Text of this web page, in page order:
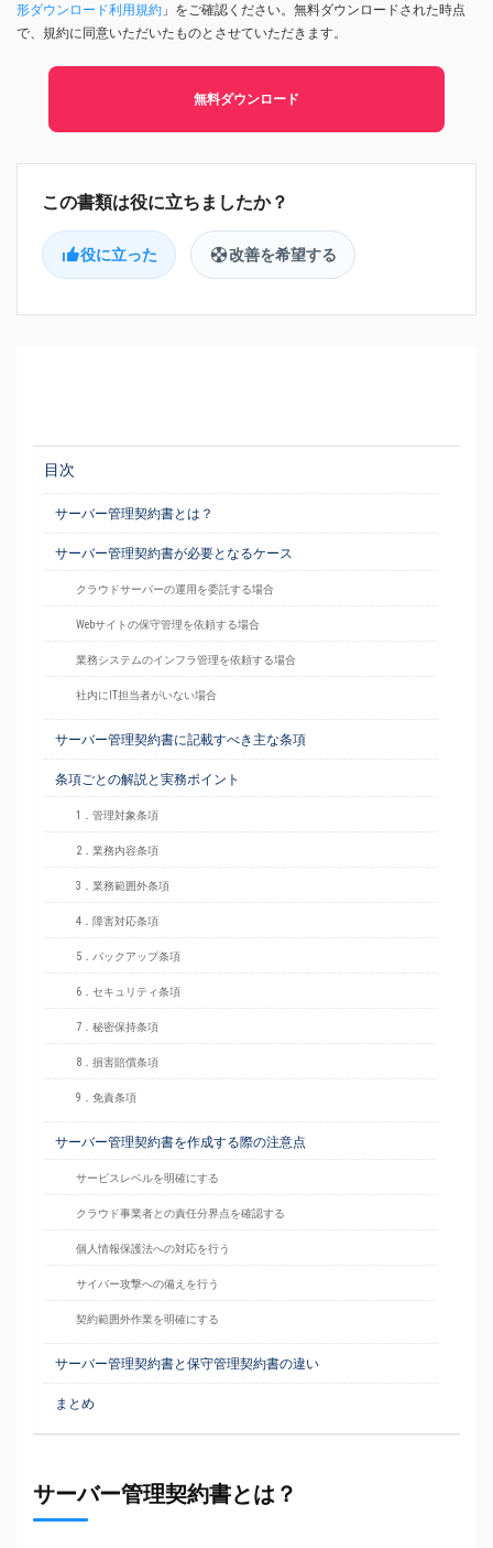
形ダウンロード利用規約 」をご確認ください。無料ダウンロードされた時点
で、規約に同意いただいたものとさせていただきます。
無料ダウンロード
役に立った 改善を希望する
目次
サーバー管理契約書とは？
サーバー管理契約書が必要となるケース
クラウドサーバーの運用を委託する場合
Webサイトの保守管理を依頼する場合
業務システムのインフラ管理を依頼する場合
社内にIT担当者がいない場合
サーバー管理契約書に記載すべき主な条項
条項ごとの解説と実務ポイント
1．管理対象条項
2．業務内容条項
3．業務範囲外条項
4．障害対応条項
5．バックアップ条項
6．セキュリティ条項
7．秘密保持条項
8．損害賠償条項
9．免責条項
サーバー管理契約書を作成する際の注意点
サービスレベルを明確にする
クラウド事業者との責任分界点を確認する
個人情報保護法への対応を行う
サイバー攻撃への備えを行う
契約範囲外作業を明確にする
サーバー管理契約書と保守管理契約書の違い
まとめ
サーバー管理契約書とは？